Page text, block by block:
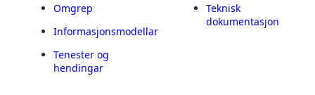
Omgrep
Informasjonsmodellar
Tenester og
hendingar
Teknisk
dokumentasjon